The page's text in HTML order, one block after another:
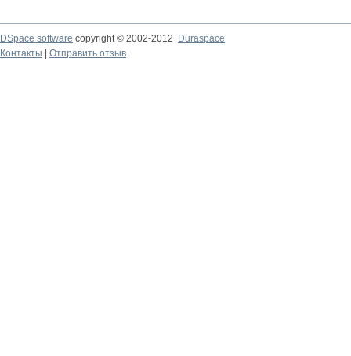
DSpace software copyright © 2002-2012
Duraspace
Контакты
Отправить отзыв